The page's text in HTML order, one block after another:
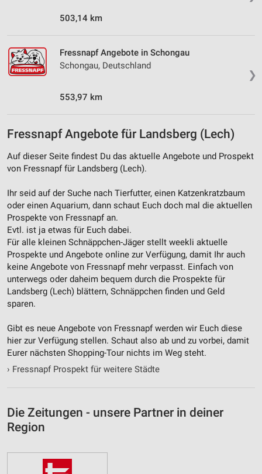
503,14 km
❯
Fressnapf Angebote in Schongau
Schongau, Deutschland
553,97 km
Fressnapf Angebote für Landsberg (Lech)
Auf dieser Seite findest Du das aktuelle Angebote und Prospekt
von Fressnapf für Landsberg (Lech).
Ihr seid auf der Suche nach Tierfutter, einen Katzenkratzbaum
oder einen Aquarium, dann schaut Euch doch mal die aktuellen
Prospekte von Fressnapf an.
Evtl. ist ja etwas für Euch dabei.
Für alle kleinen Schnäppchen-Jäger stellt weekli aktuelle
Prospekte und Angebote online zur Verfügung, damit Ihr auch
keine Angebote von Fressnapf mehr verpasst. Einfach von
unterwegs oder daheim bequem durch die Prospekte für
Landsberg (Lech) blättern, Schnäppchen finden und Geld
sparen.
Gibt es neue Angebote von Fressnapf werden wir Euch diese
hier zur Verfügung stellen. Schaut also ab und zu vorbei, damit
Eurer nächsten Shopping-Tour nichts im Weg steht.
› Fressnapf Prospekt für weitere Städte
Die Zeitungen - unsere Partner in deiner
Region
Analyse von Zielgruppen durch Statistiken oder
Entwicklung und Verbesserung der Angebote
Verwendung genauer Standortdaten
Geräte anhand von aktiv angeforderten
Informationen identifizieren
Notwendig
Performance
Funktional
Werbung